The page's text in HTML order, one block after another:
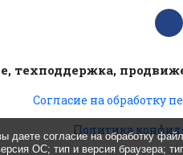
техподдержка,
Согласие на обработку
Политика
даете согласие на обработку
ОС; тип и версия браузера;